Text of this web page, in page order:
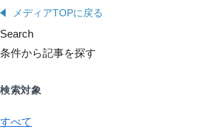
メディアTOPに戻る
Search
条件から記事を探す
検索対象
すべて